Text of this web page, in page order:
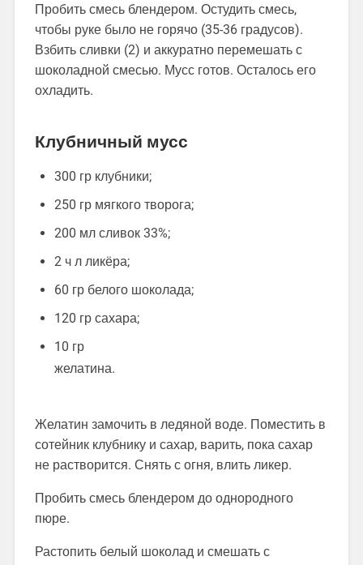
Пробить смесь блендером. Остудить смесь,
чтобы руке было не горячо (35-36 градусов).
Взбить сливки (2) и аккуратно перемешать с
шоколадной смесью. Мусс готов. Осталось его
охладить.
Клубничный мусс
300 гр клубники;
250 гр мягкого творога;
200 мл сливок 33%;
2 ч л ликёра;
60 гр белого шоколада;
120 гр сахара;
10 гр
желатина.⠀⠀⠀⠀⠀⠀⠀⠀⠀⠀⠀⠀⠀⠀⠀⠀⠀⠀⠀⠀⠀
Желатин замочить в ледяной воде. Поместить в
сотейник клубнику и сахар, варить, пока сахар
не растворится. Снять с огня, влить ликер.
Пробить смесь блендером до однородного
пюре.
Растопить белый шоколад и смешать с